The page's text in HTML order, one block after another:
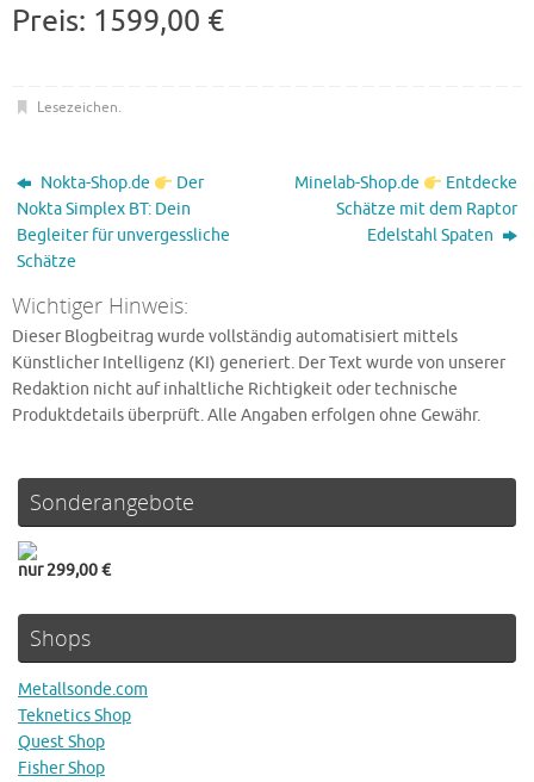
Preis: 1599,00 €
Lesezeichen.
Nokta-Shop.de
Der
Nokta Simplex BT: Dein
Begleiter für unvergessliche
Schätze
Minelab-Shop.de
Entdecke
Schätze mit dem Raptor
Edelstahl Spaten
Wichtiger Hinweis:
Dieser Blogbeitrag wurde vollständig automatisiert mittels
Künstlicher Intelligenz (KI) generiert. Der Text wurde von unserer
Redaktion nicht auf inhaltliche Richtigkeit oder technische
Produktdetails überprüft. Alle Angaben erfolgen ohne Gewähr.
Sonderangebote
nur 299,00 €
Shops
Metallsonde.com
Teknetics Shop
Quest Shop
Fisher Shop